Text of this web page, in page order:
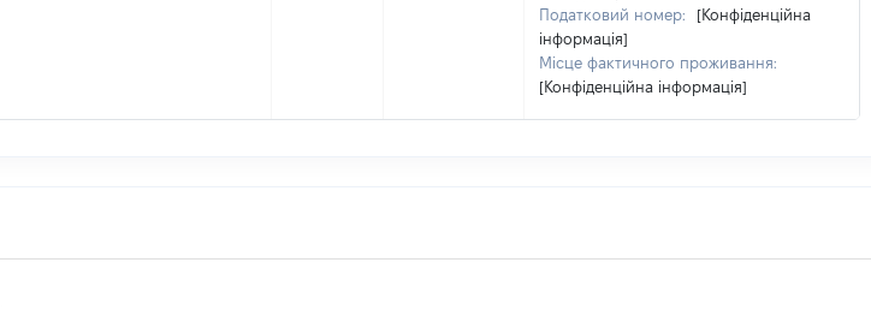
Податковий номер:
[Конфіденційна
інформація]
Місце фактичного проживання:
[Конфіденційна інформація]